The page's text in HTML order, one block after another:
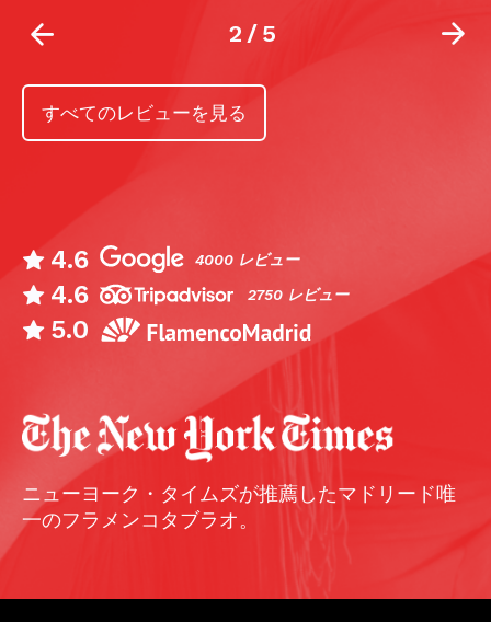
2/5
すべてのレビューを見る
4.6 4000 レビュー
4.6 2750 レビュー
5.0
ニューヨーク・タイムズが推薦したマドリード唯
一のフラメンコタブラオ。